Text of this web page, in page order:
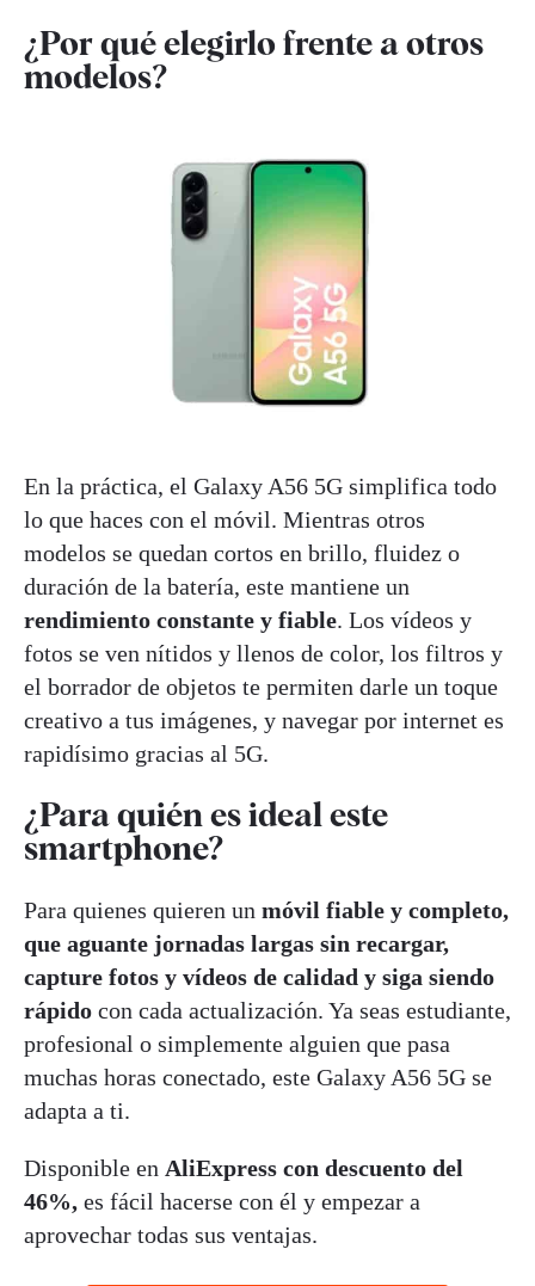
¿Por qué elegirlo frente a otros
modelos?
En la práctica, el Galaxy A56 5G simplifica todo
lo que haces con el móvil. Mientras otros
modelos se quedan cortos en brillo, fluidez o
duración de la batería, este mantiene un
rendimiento constante y fiable. Los vídeos y
fotos se ven nítidos y llenos de color, los filtros y
el borrador de objetos te permiten darle un toque
creativo a tus imágenes, y navegar por internet es
rapidísimo gracias al 5G.
¿Para quién es ideal este
smartphone?
Para quienes quieren un móvil fiable y completo,
que aguante jornadas largas sin recargar,
capture fotos y vídeos de calidad y siga siendo
rápido con cada actualización. Ya seas estudiante,
profesional o simplemente alguien que pasa
muchas horas conectado, este Galaxy A56 5G se
adapta a ti.
Disponible en AliExpress con descuento del
46%, es fácil hacerse con él y empezar a
aprovechar todas sus ventajas.